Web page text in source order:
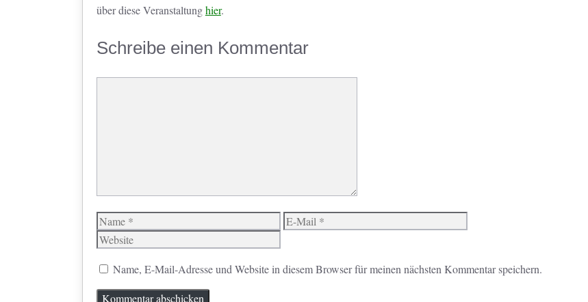
über diese Veranstaltunghier.
Schreibe einen Kommentar
Name
E-
Name, E-Mail-Adresse und Website in diesem Browser für meinen nächsten Kommentar speichern.